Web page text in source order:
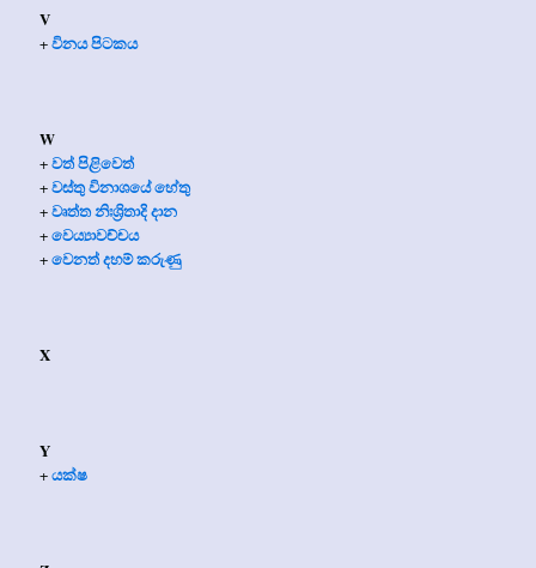
V
+විනය පිටකය
W
+වත් පිළිවෙත්
+වස්තු විනාශයේ හේතු
+වෘත්ත නිඃශ්‍රිතාදි දාන
+වෙය්‍යාවච්චය
+වෙනත් දහම් කරුණු
X
Y
+යක්ෂ